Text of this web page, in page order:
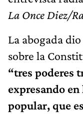
La Once Diez/
La abogada
sobre la
“tres poderes
expresando
popular, que